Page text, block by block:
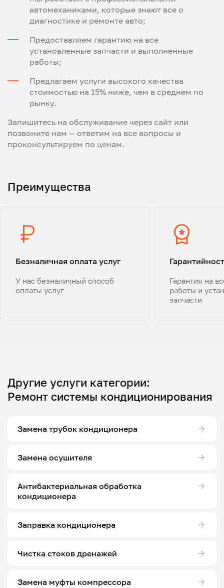
автомеханиками, которые знают все о
диагностике и ремонте авто;
Предоставляем гарантию на все
установленные запчасти и выполненные
работы;
Предлагаем услуги высокого качества
стоимостью на 15% ниже, чем в среднем по
рынку.
Запишитесь на обслуживание через сайт или
позвоните нам — ответим на все вопросы и
проконсультируем по ценам.
Преимущества
Безналичная оплата услуг
У нас безналичный способ
оплаты услуг
Гарантия на
работы и
запчасти
Другие услуги категории:
Ремонт системы кондиционирования
Замена трубок кондиционера
Замена осушителя
Антибактериальная обработка
кондиционера
Заправка кондиционера
Чистка стоков дренажей
Замена муфты компрессора